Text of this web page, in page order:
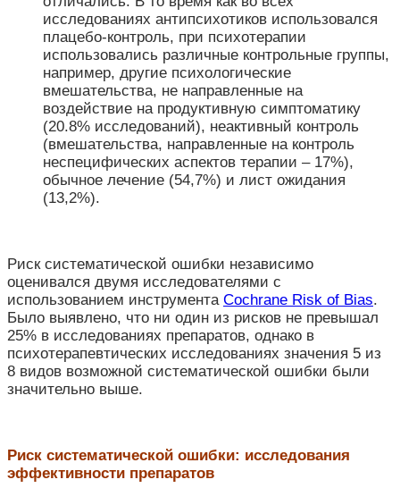
исследованиях антипсихотиков использовался
плацебо-контроль, при психотерапии
использовались различные контрольные группы,
например, другие психологические
вмешательства, не направленные на
воздействие на продуктивную симптоматику
(20.8% исследований), неактивный контроль
(вмешательства, направленные на контроль
неспецифических аспектов терапии – 17%),
обычное лечение (54,7%) и лист ожидания
(13,2%).
Риск систематической ошибки независимо
оценивался двумя исследователями с
использованием инструмента Cochrane Risk of Bias.
Было выявлено, что ни один из рисков не превышал
25% в исследованиях препаратов, однако в
психотерапевтических исследованиях значения 5 из
8 видов возможной систематической ошибки были
значительно выше.
Риск систематической ошибки: исследования
эффективности препаратов